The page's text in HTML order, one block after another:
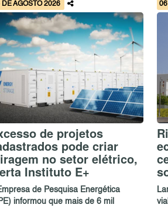
DE AGOSTO 2026
de projetos
pode criar
no setor elétrico,
Instituto E+
de Pesquisa Energética
informou que mais de 6 mil